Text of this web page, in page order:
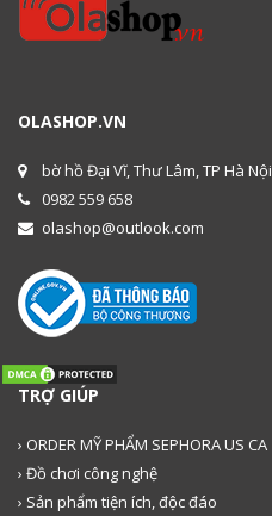
OLASHOP.VN
bờ hồ Đại Vĩ, Thư Lâm, TP Hà Nội
0982 559 658
olashop@outlook.com
TRỢ GIÚP
› ORDER MỸ PHẨM SEPHORA US CA
› Đồ chơi công nghệ
› Sản phẩm tiện ích, độc đáo